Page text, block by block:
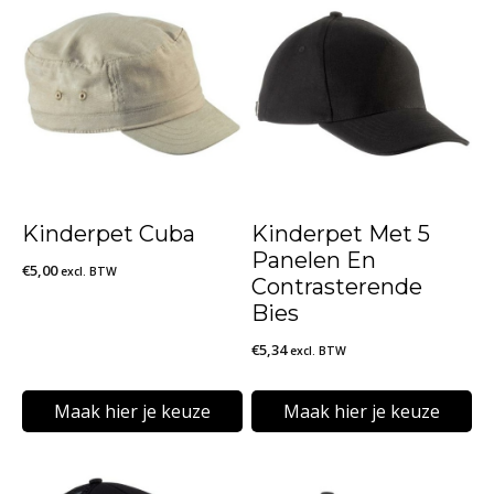
Kinderpet Cuba
€5,00 excl. BTW
Maak hier je keuze
product
Kinderpet Met 5
Panelen En
Contrasterende
Bies
€5,34 excl. BTW
Maak hier je keuze